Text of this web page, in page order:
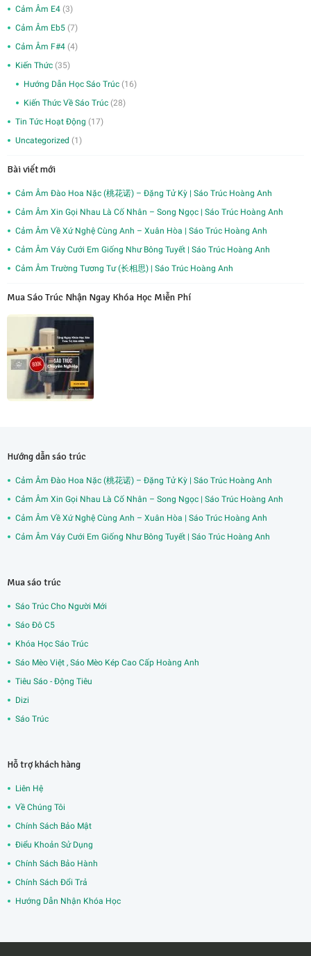
Cảm Âm E4 (3)
Cảm Âm Eb5 (7)
Cảm Âm F#4 (4)
Kiến Thức (35)
Hướng Dẫn Học Sáo Trúc (16)
Kiến Thức Về Sáo Trúc (28)
Tin Tức Hoạt Động (17)
Uncategorized (1)
Bài viết mới
Cảm Âm Đào Hoa Nặc (桃花诺) – Đặng Tử Kỳ | Sáo Trúc Hoàng Anh
Cảm Âm Xin Gọi Nhau Là Cố Nhân – Song Ngọc | Sáo Trúc Hoàng Anh
Cảm Âm Về Xứ Nghệ Cùng Anh – Xuân Hòa | Sáo Trúc Hoàng Anh
Cảm Âm Váy Cưới Em Giống Như Bông Tuyết | Sáo Trúc Hoàng Anh
Cảm Âm Trường Tương Tư (长相思) | Sáo Trúc Hoàng Anh
Mua Sáo Trúc Nhận Ngay Khóa Học Miễn Phí
Hướng dẫn sáo trúc
Cảm Âm Đào Hoa Nặc (桃花诺) – Đặng Tử Kỳ | Sáo Trúc Hoàng Anh
Cảm Âm Xin Gọi Nhau Là Cố Nhân – Song Ngọc | Sáo Trúc Hoàng Anh
Cảm Âm Về Xứ Nghệ Cùng Anh – Xuân Hòa | Sáo Trúc Hoàng Anh
Cảm Âm Váy Cưới Em Giống Như Bông Tuyết | Sáo Trúc Hoàng Anh
Mua sáo trúc
Sáo Trúc Cho Người Mới
Sáo Đô C5
Khóa Học Sáo Trúc
Sáo Mèo Việt , Sáo Mèo Kép Cao Cấp Hoàng Anh
Tiêu Sáo - Động Tiêu
Dizi
Sáo Trúc
Hỗ trợ khách hàng
Liên Hệ
Về Chúng Tôi
Chính Sách Bảo Mật
Điểu Khoản Sử Dụng
Chính Sách Bảo Hành
Chính Sách Đổi Trả
Hướng Dẫn Nhận Khóa Học